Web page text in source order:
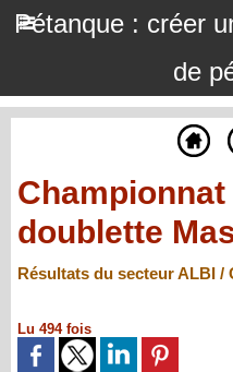
Pétanque : créer
de
Championnat
doublette
Résultats du secteur ALBI /
Lu 494 fois